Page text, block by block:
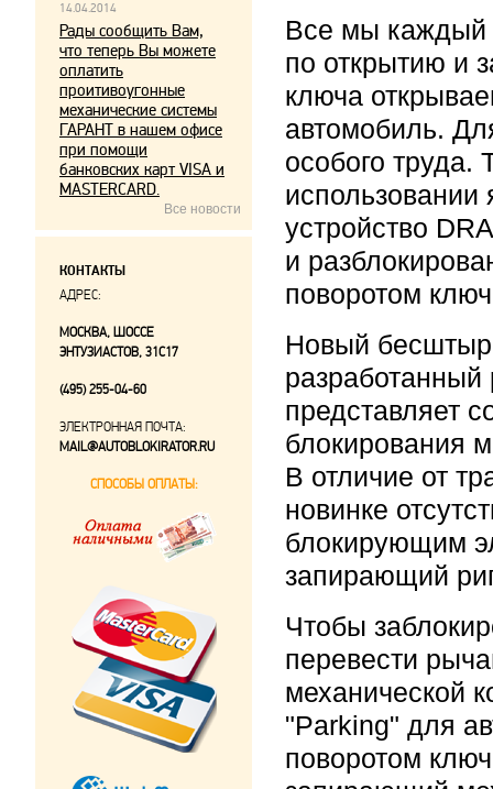
Все мы каждый
по открытию и
ключа
автомобиль.
особого
использовании
устройство
и
поворотом
Новый
представляет
блокирования
В отличие от
новинке
блокирующим
запирающий
Чтобы
перевести
механической
"Parking" для
поворотом
14.04.2014
Рады сообщить Вам,
что теперь Вы можете
оплатить
проитивоугонные
механические системы
ГАРАНТ в нашем офисе
при помощи
банковских карт VISA и
MASTERCARD.
Все новости
КОНТАКТЫ
АДРЕС:
МОСКВА, ШОССЕ
ЭНТУЗИАСТОВ, 31С17
(495) 255-04-60
ЭЛЕКТРОННАЯ ПОЧТА:
MAIL@AUTOBLOKIRATOR.RU
СПОСОБЫ ОПЛАТЫ: